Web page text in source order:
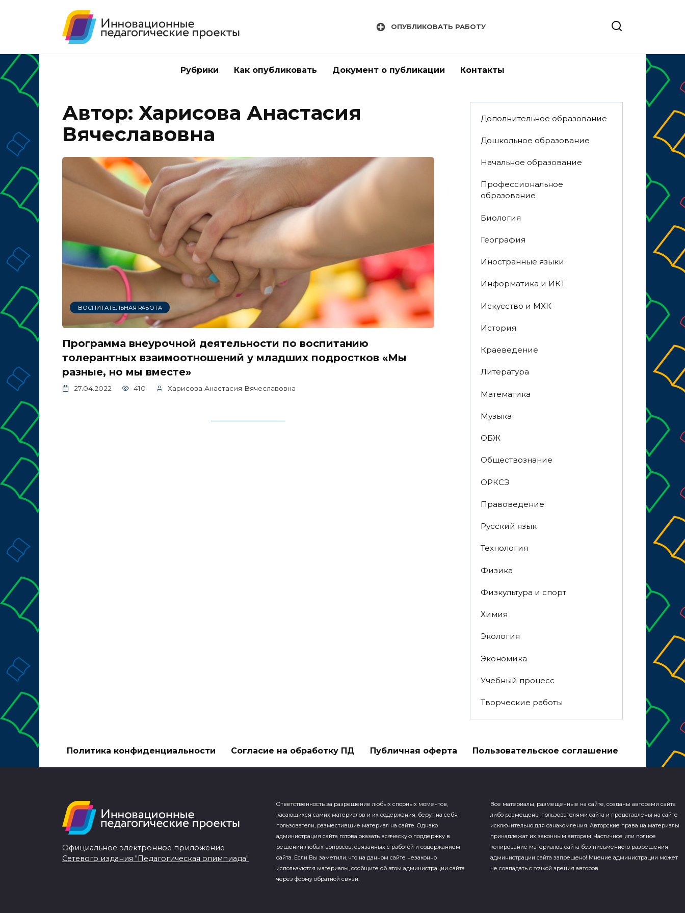
ОПУБЛИКОВАТЬ РАБОТУ
Рубрики Как опубликовать Документ о публикации Контакты
Автор: Харисова Анастасия
Вячеславовна
ВОСПИТАТЕЛЬНАЯ РАБОТА
Программа внеурочной деятельности по воспитанию
толерантных взаимоотношений у младших подростков «Мы
разные, но мы вместе»
27.04.2022 410 Харисова Анастасия Вячеславовна
Дополнительное образование
Дошкольное образование
Начальное образование
Профессиональное
образование
Биология
География
Иностранные языки
Информатика и ИКТ
Искусство и МХК
История
Краеведение
Литература
Математика
Музыка
ОБЖ
Обществознание
ОРКСЭ
Правоведение
Русский язык
Технология
Физика
Физкультура и спорт
Химия
Экология
Экономика
Учебный процесс
Творческие работы
Политика конфиденциальности Согласие на обработку ПД Публичная оферта Пользовательское соглашение
Официальное электронное приложение
Сетевого издания "Педагогическая олимпиада"
Ответственность за разрешение любых спорных моментов,
касающихся самих материалов и их содержания, берут на себя
пользователи, разместившие материал на сайте. Однако
администрация сайта готова оказать всяческую поддержку в
решении любых вопросов, связанных с работой и содержанием
сайта. Если Вы заметили, что на данном сайте незаконно
используются материалы, сообщите об этом администрации сайта
через форму обратной связи.
Все материалы, размещенные на сайте, созданы авторами сайта
либо размещены пользователями сайта и представлены на сайте
исключительно для ознакомления. Авторские права на материалы
принадлежат их законным авторам. Частичное или полное
копирование материалов сайта без письменного разрешения
администрации сайта запрещено! Мнение администрации может
не совпадать с точкой зрения авторов.